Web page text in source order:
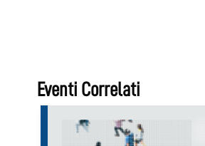
Eventi Correlati